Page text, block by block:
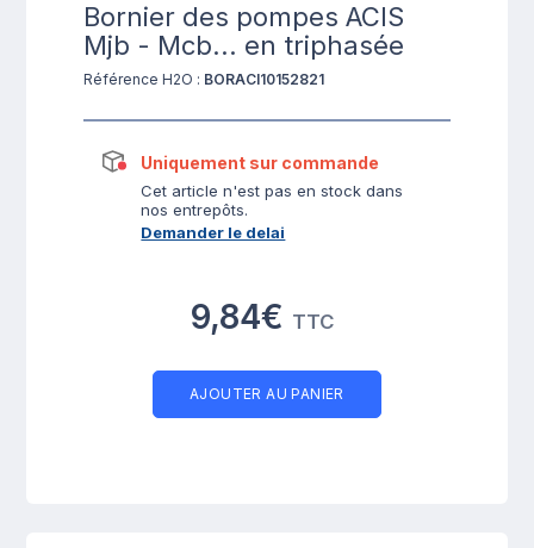
Bornier des pompes ACIS
Mjb - Mcb... en triphasée
Référence H2O : BORACI10152821
Uniquement sur commande
Cet article n'est pas en stock dans
nos entrepôts.
Demander le delai
9,84€ TTC
AJOUTER AU PANIER